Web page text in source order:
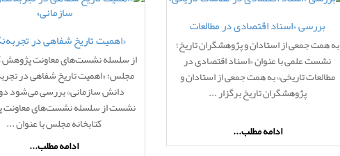
27
اکتبر
بررسی «اسناد اقتصادی در مطالعات
تاریخی»
به همت جمعی از استادان و پژوهشگران تاریخ؛
نشست علمی با عنوان «اسناد اقتصادی در
مطالعات تاریخی» به همت جمعی از استادان و
پژوهشگران تاریخ برگزار ...
ادامه مطلب...
15
«اهمیت تاریخ شفاهی در
دانش سازمانی»
از سلسله نشست‌های معاونت پژوهش
مجلس؛ «اهمیت تاریخ شفاهی در
دانش سازمانی» بررسی می‌شود
نشست از سلسله نشست‌های
کتابخانه مجلس با عنوان ...
ادامه مطلب...